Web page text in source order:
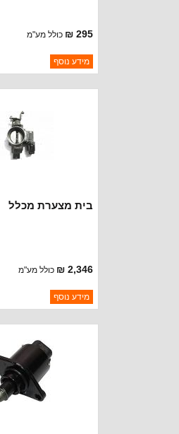
295 ₪ כולל מע"מ
ברקוד: 4882219
יצרן:STANDARD MOTOR
מידע נוסף
בית מצערת מכלל
2,346 ₪ כולל מע"מ
ברקוד: 4856107
יצרן:MOPAR CHRYSLER
מידע נוסף